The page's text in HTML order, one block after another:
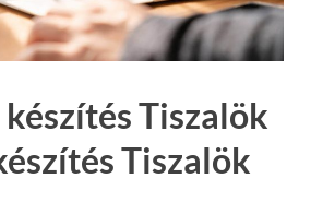
Tiszalök
Tiszalök